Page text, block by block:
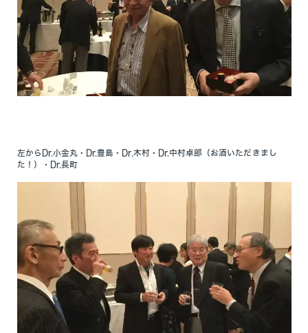
左からDr.小金丸・Dr.豊島・Dr.木村・Dr.中村卓郎（お酒いただきまし
た！）・Dr.長町